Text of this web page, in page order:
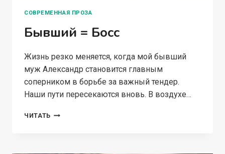
СОВРЕМЕННАЯ ПРОЗА
Бывший = Босс
Жизнь резко меняется, когда мой бывший
муж Александр становится главным
соперником в борьбе за важный тендер.
Наши пути пересекаются вновь. В воздухе…
ЧИТАТЬ БЫВШИЙ